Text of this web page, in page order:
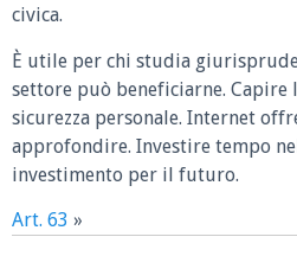
civica.
È utile per chi studia
settore può beneficiarne. Capire
sicurezza personale. Internet
approfondire. Investire tempo
investimento per il futuro.
Art. 63 »